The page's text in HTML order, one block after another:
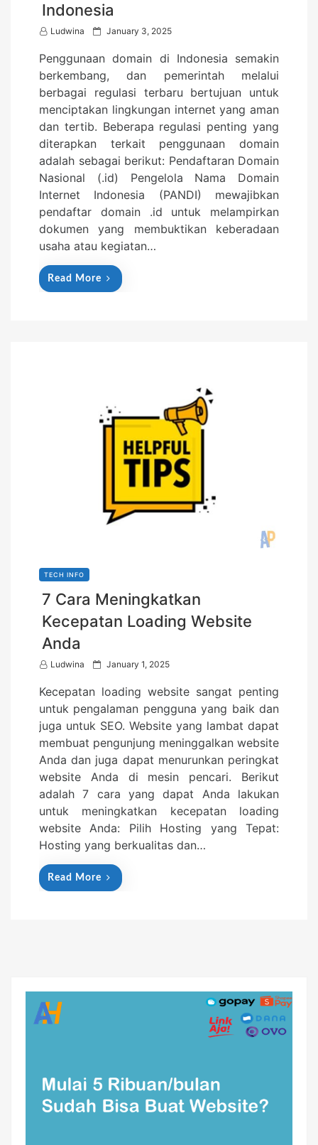
Indonesia
Ludwina
P
s
t
e
d
o
January 3, 2025
Penggunaan domain di Indonesia semakin
berkembang, dan pemerintah melalui
berbagai regulasi terbaru bertujuan untuk
menciptakan lingkungan internet yang aman
dan tertib. Beberapa regulasi penting yang
diterapkan terkait penggunaan domain
adalah sebagai berikut: Pendaftaran Domain
Nasional (.id) Pengelola Nama Domain
Internet Indonesia (PANDI) mewajibkan
pendaftar domain .id untuk melampirkan
dokumen yang membuktikan keberadaan
usaha atau kegiatan…
Read More
TECH INFO
7 Cara Meningkatkan
Kecepatan Loading Website
Anda
Ludwina
P
s
t
e
d
o
n
January 1, 2025
Kecepatan loading website sangat penting
untuk pengalaman pengguna yang baik dan
juga untuk SEO. Website yang lambat dapat
membuat pengunjung meninggalkan website
Anda dan juga dapat menurunkan peringkat
website Anda di mesin pencari. Berikut
adalah 7 cara yang dapat Anda lakukan
untuk meningkatkan kecepatan loading
website Anda: Pilih Hosting yang Tepat:
Hosting yang berkualitas dan…
Read More